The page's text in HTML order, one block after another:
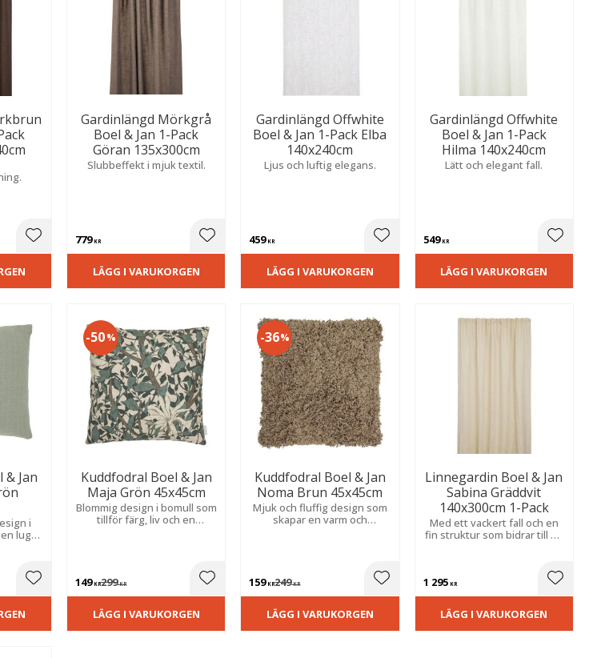
Lägg till i favoriter
Gardinlängd Mörkgrå
Boel & Jan 1-Pack
Göran 135x300cm
Slubbeffekt i mjuk textil.
779KR Lägg till i favoriter
LÄGG I VARUKORGEN
Gardinlängd Offwhite
Boel & Jan 1-Pack Elba
140x240cm
Ljus och luftig elegans.
459KR Lägg till i favoriter
LÄGG I VARUKORGEN
Gardinlängd Offwhite
Boel & Jan 1-Pack
Hilma 140x240cm
Lätt och elegant fall.
549KR Lägg
LÄGG I VARUKORGEN
Jan
i
lugn
Lägg till i favoriter
Kuddfodral Boel & Jan
Maja Grön 45x45cm
Blommig design i bomull som
tillför färg, liv och en
149KR299KR
50%
Lägg till i favoriter
LÄGG I VARUKORGEN
Kuddfodral Boel & Jan
Noma Brun 45x45cm
Mjuk och fluffig design som
skapar en varm och
159KR249KR
36%
Lägg till i favoriter
LÄGG I VARUKORGEN
Linnegardin Boel & Jan
Sabina Gräddvit
140x300cm 1-Pack
Med ett vackert fall och en
fin struktur som bidrar till en
1 295KR Lägg
LÄGG I VARUKORGEN